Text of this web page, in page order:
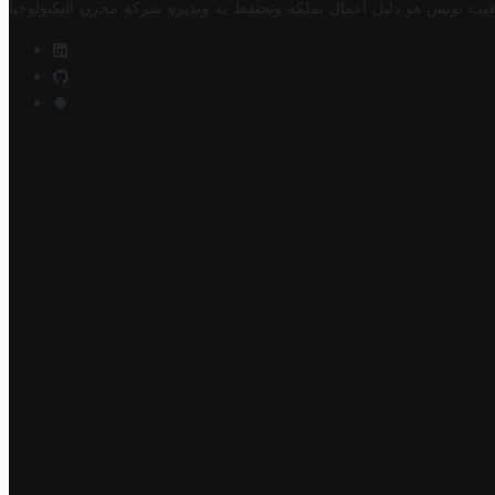
تونس هو دليل أعمال تملكه وتحتفظ به وتديره شركة مخزن التكنولوجيا